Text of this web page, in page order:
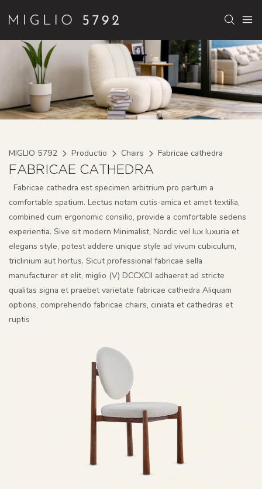
MIGLIO 5792 Productio Chairs Fabricae cathedra
FABRICAE CATHEDRA
Fabricae cathedra est specimen arbitrium pro partum a
comfortable spatium. Lectus notam cutis-amica et amet textilia,
combined cum ergonomic consilio, provide a comfortable sedens
experientia. Sive sit modern Minimalist, Nordic vel lux luxuria et
elegans style, potest addere unique style ad vivum cubiculum,
triclinium aut hortus. Sicut professional fabricae sella
manufacturer et elit, miglio (V) DCCXCII adhaeret ad stricte
qualitas signa et praebet varietate fabricae cathedra Aliquam
options, comprehendo fabricae chairs, ciniata et cathedras et
ruptis